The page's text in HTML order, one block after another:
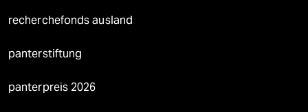
recherchefonds ausland
panterstiftung
panterpreis 2026